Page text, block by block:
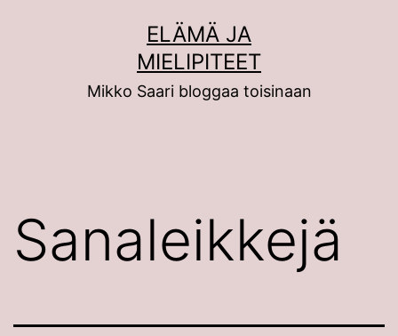
ELÄMÄ JA
MIELIPITEET
Mikko Saari bloggaa toisinaan
Sanaleikkejä